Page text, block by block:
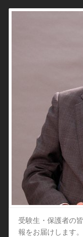
受験生・保護者の
報をお届けします